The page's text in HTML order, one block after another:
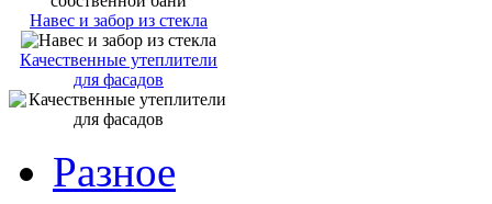
Навес и забор из стекла
Качественные утеплители
для фасадов
Разное